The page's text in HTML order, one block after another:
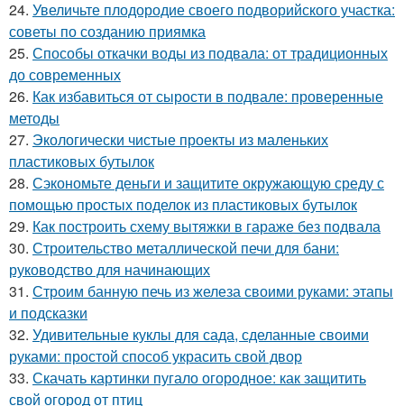
24. Увеличьте плодородие своего подворийского участка:
советы по созданию приямка
25. Способы откачки воды из подвала: от традиционных
до современных
26. Как избавиться от сырости в подвале: проверенные
методы
27. Экологически чистые проекты из маленьких
пластиковых бутылок
28. Сэкономьте деньги и защитите окружающую среду с
помощью простых поделок из пластиковых бутылок
29. Как построить схему вытяжки в гараже без подвала
30. Строительство металлической печи для бани:
руководство для начинающих
31. Строим банную печь из железа своими руками: этапы
и подсказки
32. Удивительные куклы для сада, сделанные своими
руками: простой способ украсить свой двор
33. Скачать картинки пугало огородное: как защитить
свой огород от птиц